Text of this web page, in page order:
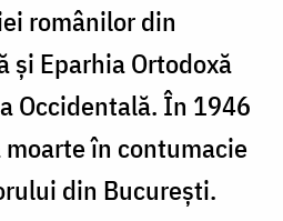
românilor din
Eparhia Ortodoxă
Occidentală. În 1946
în contumacie
din Bucureşti.